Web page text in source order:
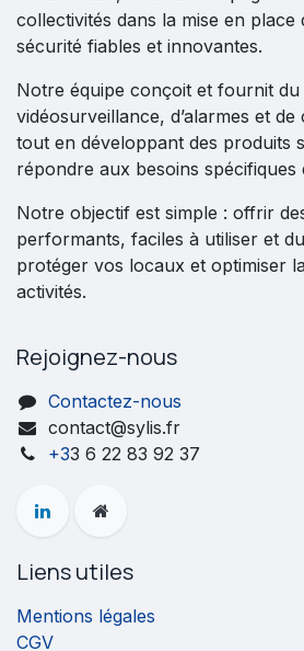
collectivités dans la mise en place
sécurité fiables et innovantes.
Notre équipe conçoit et fournit du
vidéosurveillance, d’alarmes et de
tout en développant des produits
répondre aux besoins spécifiques
Notre objectif est simple : offrir
performants, faciles à utiliser et
protéger vos locaux et optimiser
activités.
Rejoignez-nous
Contactez-nous
contact@sylis.fr
+33 6 22 83 92 37
Liens utiles
Mentions légales
CGV